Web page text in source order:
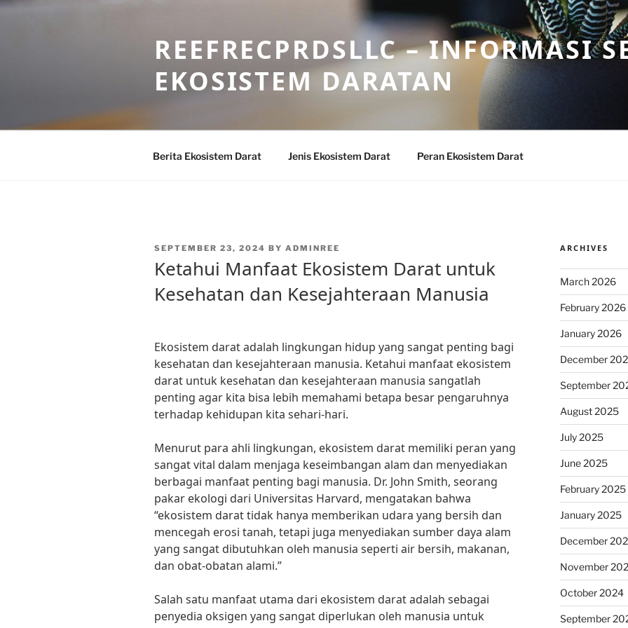
Skip
REEFRECPRDSLLC – INFORMASI
EKOSISTEM DARATAN
Berita Ekosistem Darat Jenis Ekosistem Darat Peran Ekosistem Darat
POSTED
SEPTEMBER 23, 2024 BY ADMINREE
Ketahui Manfaat Ekosistem Darat untuk
Kesehatan dan Kesejahteraan Manusia
Ekosistem darat adalah lingkungan hidup yang sangat penting bagi
kesehatan dan kesejahteraan manusia. Ketahui manfaat ekosistem
darat untuk kesehatan dan kesejahteraan manusia sangatlah
penting agar kita bisa lebih memahami betapa besar pengaruhnya
terhadap kehidupan kita sehari-hari.
Menurut para ahli lingkungan, ekosistem darat memiliki peran yang
sangat vital dalam menjaga keseimbangan alam dan menyediakan
berbagai manfaat penting bagi manusia. Dr. John Smith, seorang
pakar ekologi dari Universitas Harvard, mengatakan bahwa
“ekosistem darat tidak hanya memberikan udara yang bersih dan
mencegah erosi tanah, tetapi juga menyediakan sumber daya alam
yang sangat dibutuhkan oleh manusia seperti air bersih, makanan,
dan obat-obatan alami.”
Salah satu manfaat utama dari ekosistem darat adalah sebagai
penyedia oksigen yang sangat diperlukan oleh manusia untuk
ARCHIVES
March 2026
February 2026
January 2026
December
September
August 2025
July 2025
June 2025
February 2025
January 2025
December
November
October 2024
September